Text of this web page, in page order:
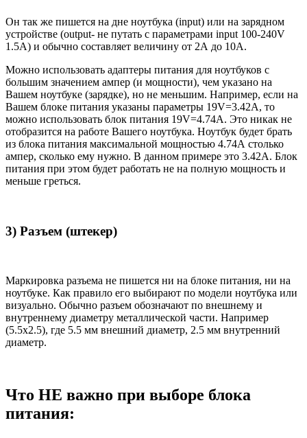
Он так же пишется на дне ноутбука (input) или на зарядном
устройстве (output- не путать с параметрами input 100-240V
1.5A) и обычно составляет величину от 2А до 10A.
Можно использовать адаптеры питания для ноутбуков с
большим значением ампер (и мощности), чем указано на
Вашем ноутбуке (зарядке), но не меньшим. Например, если на
Вашем блоке питания указаны параметры 19V=3.42A, то
можно использовать блок питания 19V=4.74A. Это никак не
отобразится на работе Вашего ноутбука. Ноутбук будет брать
из блока питания максимальной мощностью 4.74А столько
ампер, сколько ему нужно. В данном примере это 3.42А. Блок
питания при этом будет работать не на полную мощность и
меньше греться.
3) Разъем (штекер)
Маркировка разъема не пишется ни на блоке питания, ни на
ноутбуке. Как правило его выбирают по модели ноутбука или
визуально. Обычно разъем обозначают по внешнему и
внутреннему диаметру металлической части. Например
(5.5x2.5), где 5.5 мм внешний диаметр, 2.5 мм внутренний
диаметр.
Что НЕ важно при выборе блока
питания: